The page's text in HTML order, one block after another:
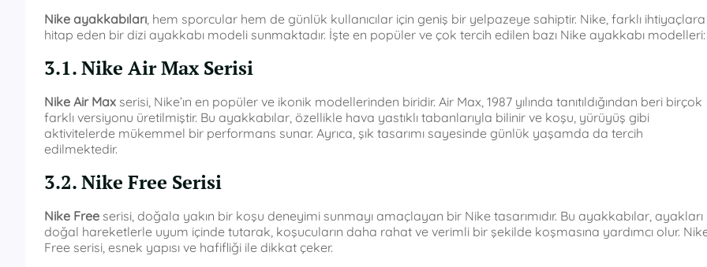
Nike ayakkabıları, hem sporcular hem de günlük kullanıcılar için geniş bir yelpazeye sahiptir. Nike, farklı ihtiyaçlara
hitap eden bir dizi ayakkabı modeli sunmaktadır. İşte en popüler ve çok tercih edilen bazı Nike ayakkabı modelleri:
3.1. Nike Air Max Serisi
Nike Air Max serisi, Nike’ın en popüler ve ikonik modellerinden biridir. Air Max, 1987 yılında tanıtıldığından beri birçok
farklı versiyonu üretilmiştir. Bu ayakkabılar, özellikle hava yastıklı tabanlarıyla bilinir ve koşu, yürüyüş gibi
aktivitelerde mükemmel bir performans sunar. Ayrıca, şık tasarımı sayesinde günlük yaşamda da tercih
edilmektedir.
3.2. Nike Free Serisi
Nike Free serisi, doğala yakın bir koşu deneyimi sunmayı amaçlayan bir Nike tasarımıdır. Bu ayakkabılar, ayakları
doğal hareketlerle uyum içinde tutarak, koşucuların daha rahat ve verimli bir şekilde koşmasına yardımcı olur.
Free serisi, esnek yapısı ve hafifliği ile dikkat çeker.